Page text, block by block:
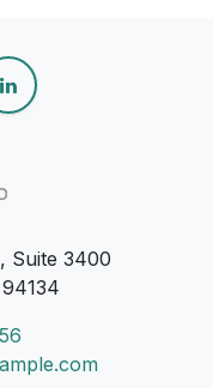
Suite 3400